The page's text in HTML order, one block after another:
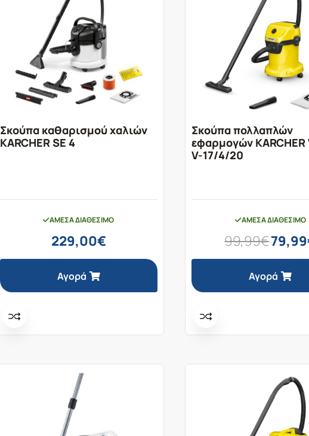
Σκούπα καθαρισμού χαλιών
KARCHER SE 4
ΆΜΕΣΑ ΔΙΑΘΈΣΙΜΟ
229,00€
Αγορά
Σκούπα πολλαπλών
εφαρμογών KARCHER
V-17/4/20
ΆΜΕΣΑ ΔΙΑΘΈΣΙΜΟ
99,99€Original
price
was:
99,99€.
79,99
Αγορά